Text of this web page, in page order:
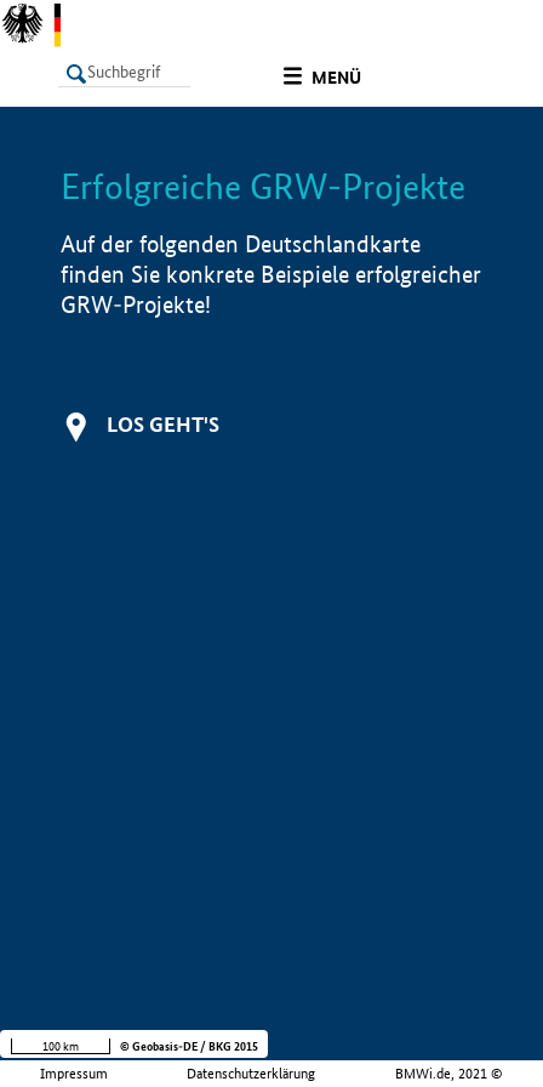
MENÜ
LISTE Info
Erfolgreiche GRW-Projekte
Auf der folgenden Deutschlandkarte
finden Sie konkrete Beispiele erfolgreicher
GRW-Projekte!
LOS GEHT'S
Impressum Datenschutzerklärung BMWi.de, 2021 ©
100 km © Geobasis-DE / BKG 2015